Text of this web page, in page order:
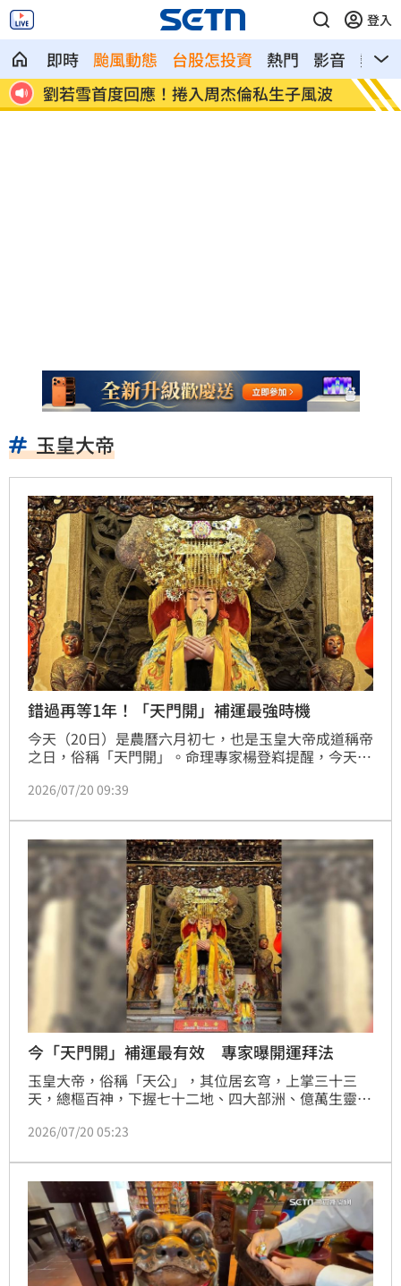
登入
即時 颱風動態 台股怎投資 熱門 影音
熱搜
波
選手一開口驚豔全場 歌王聽到一半變臉
蔡英
戰
玉皇大帝
錯過再等1年！「天門開」補運最強時機
今天（20日）是農曆六月初七，也是玉皇大帝成道稱帝
之日，俗稱「天門開」。命理專家楊登嵙提醒，今天是
願、祈福特別靈驗，只要把握機會就能讓運勢大翻身。
2026/07/20 09:39
今「天門開」補運最有效 專家曝開運拜法
玉皇大帝，俗稱「天公」，其位居玄穹，上掌三十三
天，總樞百神，下握七十二地、四大部洲、億萬生靈，
正月初九日是玉皇大帝的誕辰，六月初七日是玉帝成道
2026/07/20 05:23